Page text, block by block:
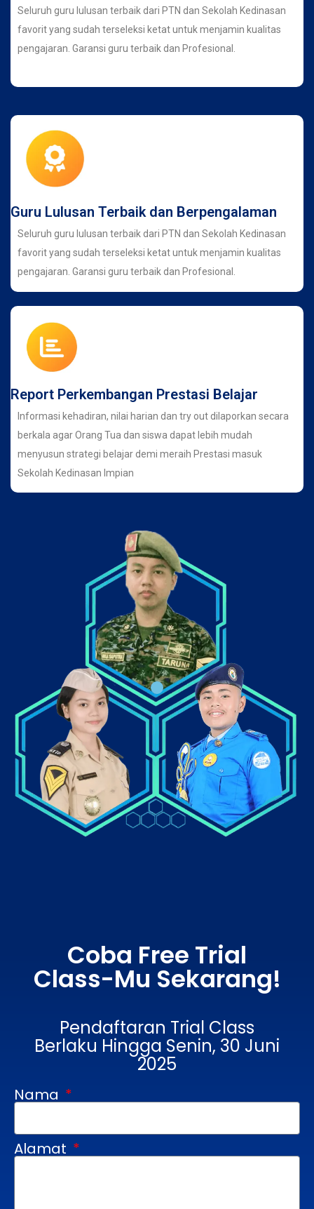
Seluruh guru lulusan terbaik dari PTN dan Sekolah Kedinasan
favorit yang sudah terseleksi ketat untuk menjamin kualitas
pengajaran. Garansi guru terbaik dan Profesional.
Guru Lulusan Terbaik dan Berpengalaman
Seluruh guru lulusan terbaik dari PTN dan Sekolah Kedinasan
favorit yang sudah terseleksi ketat untuk menjamin kualitas
pengajaran. Garansi guru terbaik dan Profesional.
Report Perkembangan Prestasi Belajar
Informasi kehadiran, nilai harian dan try out dilaporkan secara
berkala agar Orang Tua dan siswa dapat lebih mudah
menyusun strategi belajar demi meraih Prestasi masuk
Sekolah Kedinasan Impian
Coba Free Trial
Class-Mu Sekarang!
Pendaftaran Trial Class
Berlaku Hingga Senin, 30 Juni
2025
Nama
Alamat